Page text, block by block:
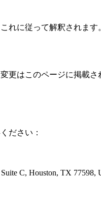
れに従って解釈されま
更はこのページに掲載
ださい：
C, Houston, TX 77598,